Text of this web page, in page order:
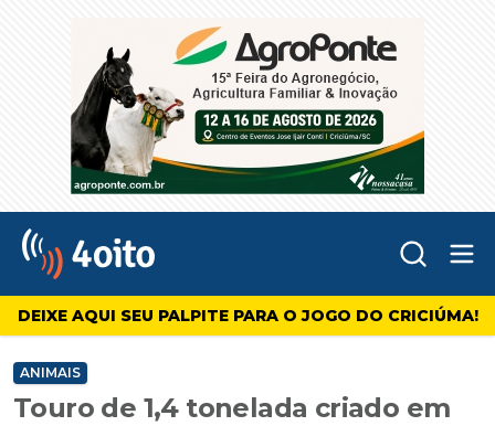
4oito
DEIXE AQUI SEU PALPITE PARA O JOGO DO CRICIÚMA!
ANIMAIS
Touro de 1,4 tonelada criado em